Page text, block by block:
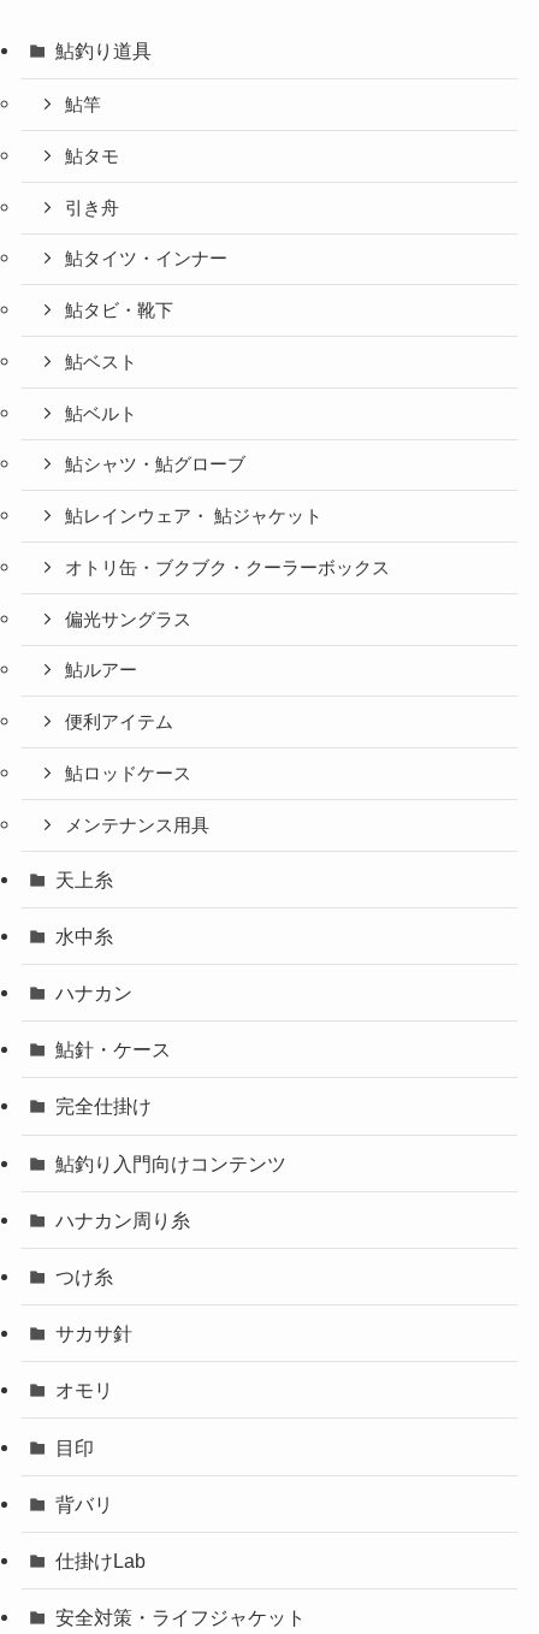
鮎釣り道具
鮎竿
鮎タモ
引き舟
鮎タイツ・インナー
鮎タビ・靴下
鮎ベスト
鮎ベルト
鮎シャツ・鮎グローブ
鮎レインウェア・ 鮎ジャケット
オトリ缶・ブクブク・クーラーボックス
偏光サングラス
鮎ルアー
便利アイテム
鮎ロッドケース
メンテナンス用具
天上糸
水中糸
ハナカン
鮎針・ケース
完全仕掛け
鮎釣り入門向けコンテンツ
ハナカン周り糸
つけ糸
サカサ針
オモリ
目印
背バリ
仕掛けLab
安全対策・ライフジャケット